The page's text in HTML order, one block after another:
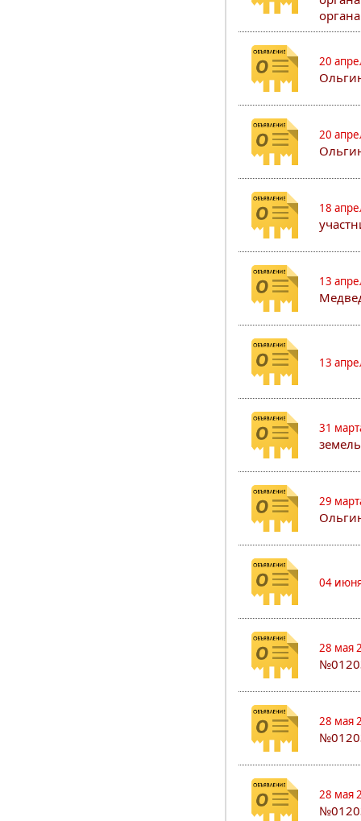
20
20
18
13
13
31
29
04
28 мая
28 мая
28 мая